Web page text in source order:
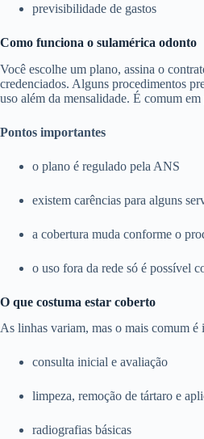
previsibilidade de gastos
Como funciona o sulamérica odonto
Você escolhe um plano, assina o
credenciados. Alguns procedimentos
uso além da mensalidade. É comum em
Pontos importantes
o plano é regulado pela ANS
existem carências para alguns
a cobertura muda conforme o
o uso fora da rede só é possível
O que costuma estar coberto
As linhas variam, mas o mais comum é
consulta inicial e avaliação
limpeza, remoção de tártaro e
radiografias básicas